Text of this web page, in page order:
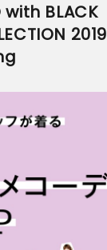
with BLACK
2019